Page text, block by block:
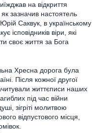
на відкриття
зазначив настоятель
Саквук, в українському
ісповідників віри, які
своє життя за Бога
Хресна дорога була
Після кожної другої
життєписи наших
під час війни
зігріті молитвою
відпустового місця,